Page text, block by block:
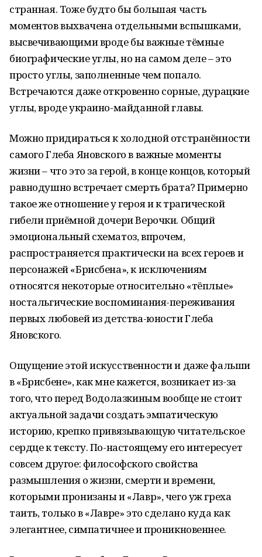
странная. Тоже будто бы большая часть
моментов выхвачена отдельными вспышками,
высвечивающими вроде бы важные тёмные
биографические углы, но на самом деле – это
просто углы, заполненные чем попало.
Встречаются даже откровенно сорные, дурацкие
углы, вроде украино-майданной главы.
Можно придираться к холодной отстранённости
самого Глеба Яновского в важные моменты
жизни – что это за герой, в конце концов, который
равнодушно встречает смерть брата? Примерно
такое же отношение у героя и к трагической
гибели приёмной дочери Верочки. Общий
эмоциональный схематоз, впрочем,
распространяется практически на всех героев и
персонажей «Брисбена», к исключениям
относятся некоторые относительно «тёплые»
ностальгические воспоминания-переживания
первых любовей из детства-юности Глеба
Яновского.
Ощущение этой искусственности и даже фальши
в «Брисбене», как мне кажется, возникает из-за
того, что перед Водолазкиным вообще не стоит
актуальной задачи создать эмпатическую
историю, крепко привязывающую читательское
сердце к тексту. По-настоящему его интересует
совсем другое: философского свойства
размышления о жизни, смерти и времени,
которыми пронизаны и «Лавр», чего уж греха
таить, только в «Лавре» это сделано куда как
элегантнее, симпатичнее и проникновеннее.